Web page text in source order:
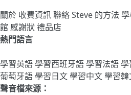
關於 收費資訊聯絡Steve 的方法
館 感謝狀禮品店
熱門語言
學習英語學習西班牙語學習法語學
葡萄牙語學習日文學習中文學習韓
聲音檔來源：